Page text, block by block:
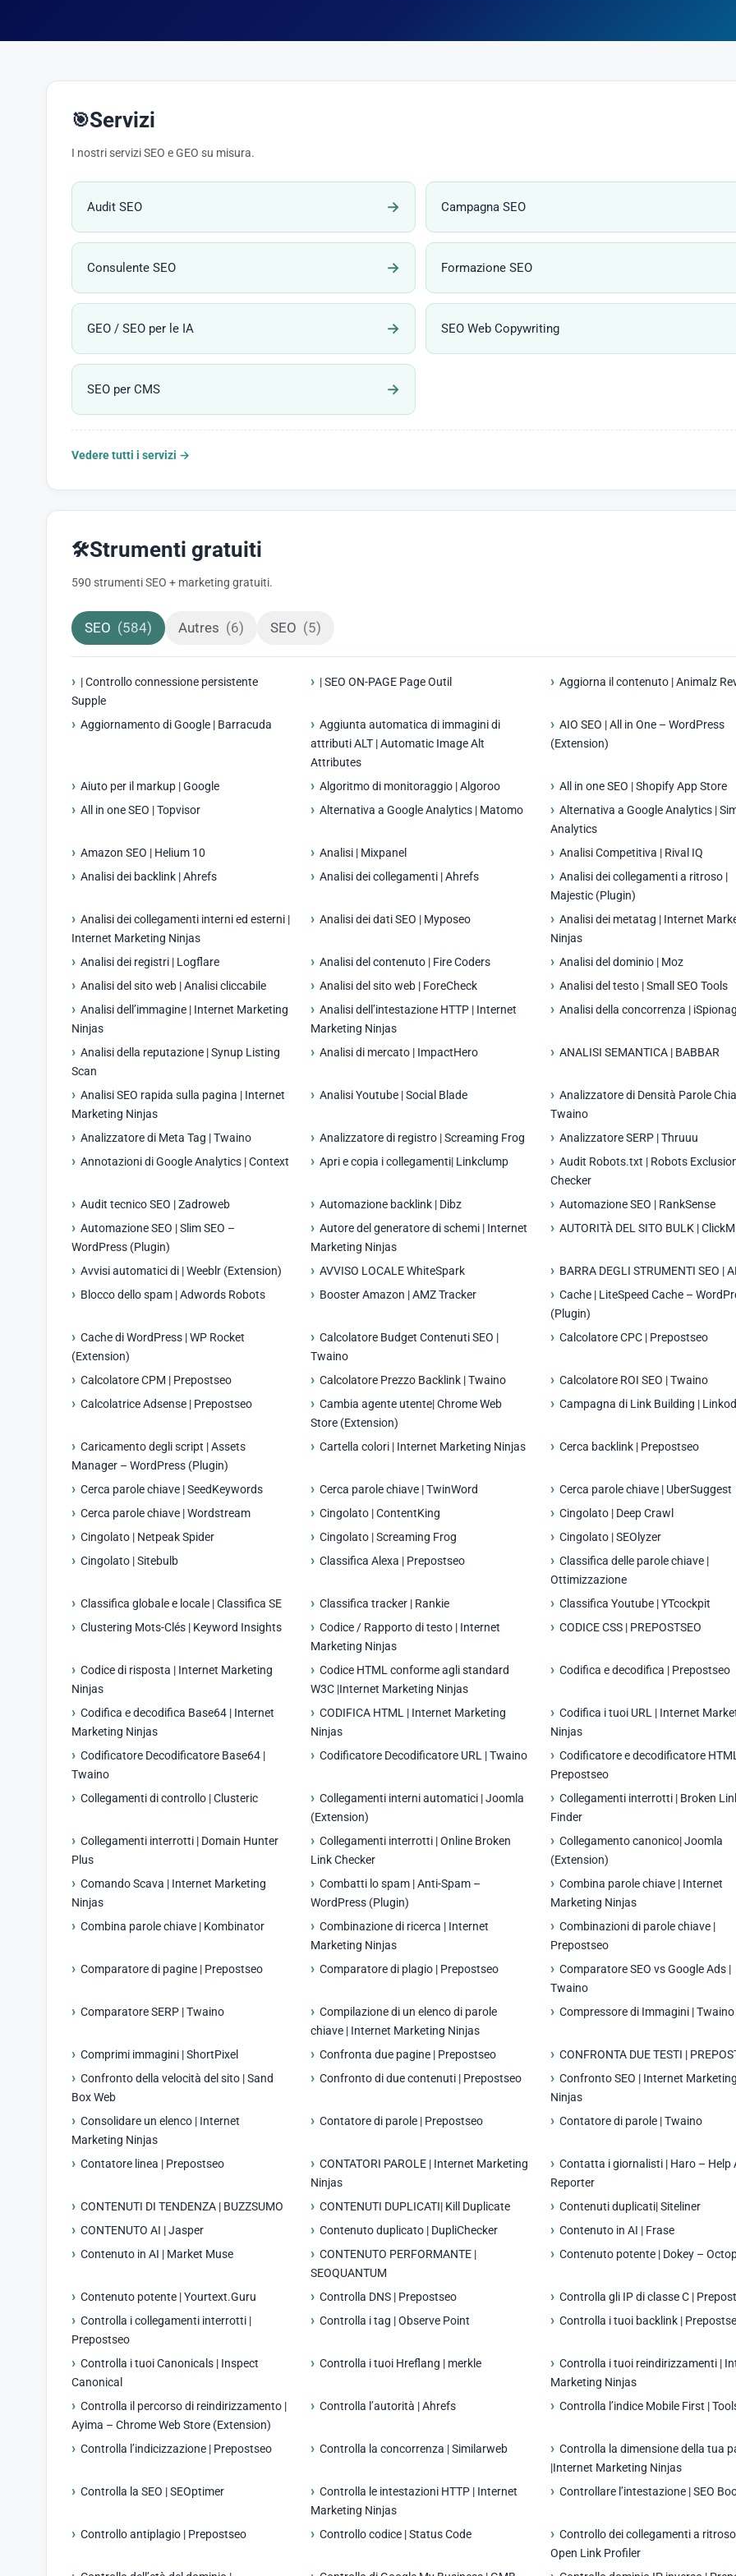
🎯Servizi
I nostri servizi SEO e GEO su misura.
Audit SEO → Campagna SEO
Consulente SEO → Formazione SEO
GEO / SEO per le IA → SEO Web Copywriting
SEO per CMS →
Vedere tutti i servizi →
🛠️Strumenti gratuiti
590 strumenti SEO + marketing gratuiti.
SEO (584) Autres (6) SEO (5)
| Controllo connessione persistente
Supple
| SEO ON-PAGE Page Outil Aggiorna il contenuto | Animalz
Aggiornamento di Google | Barracuda
Aggiunta automatica di immagini di
attributi ALT | Automatic Image Alt
Attributes
AIO SEO | All in One – WordPress
(Extension)
Aiuto per il markup | Google Algoritmo di monitoraggio | Algoroo
All in one SEO | Shopify App Store
All in one SEO | Topvisor
Alternativa a Google Analytics | Matomo
Alternativa a Google Analytics |
Analytics
Amazon SEO | Helium 10
Analisi | Mixpanel
Analisi Competitiva | Rival IQ
Analisi dei backlink | Ahrefs
Analisi dei collegamenti | Ahrefs
Analisi dei collegamenti a ritroso |
Majestic (Plugin)
Analisi dei collegamenti interni ed esterni |
Internet Marketing Ninjas
Analisi dei dati SEO | Myposeo
Analisi dei metatag | Internet
Ninjas
Analisi dei registri | Logflare
Analisi del contenuto | Fire Coders
Analisi del dominio | Moz
Analisi del sito web | Analisi cliccabile
Analisi del sito web | ForeCheck
Analisi del testo | Small SEO Tools
Analisi dell’immagine | Internet Marketing
Ninjas
Analisi dell’intestazione HTTP | Internet
Marketing Ninjas
Analisi della concorrenza |
Analisi della reputazione | Synup Listing
Scan
Analisi di mercato | ImpactHero ANALISI SEMANTICA | BABBAR
Analisi SEO rapida sulla pagina | Internet
Marketing Ninjas
Analisi Youtube | Social Blade
Analizzatore di Densità Parole
Twaino
Analizzatore di Meta Tag | Twaino
Analizzatore di registro | Screaming Frog
Analizzatore SERP | Thruuu
Annotazioni di Google Analytics | Context
Apri e copia i collegamenti| Linkclump
Audit Robots.txt | Robots
Checker
Audit tecnico SEO | Zadroweb
Automazione backlink | Dibz
Automazione SEO | RankSense
Automazione SEO | Slim SEO –
WordPress (Plugin)
Autore del generatore di schemi | Internet
Marketing Ninjas
AUTORITÀ DEL SITO BULK |
Avvisi automatici di | Weeblr (Extension) AVVISO LOCALE WhiteSpark
BARRA DEGLI STRUMENTI SEO |
Blocco dello spam | Adwords Robots
Booster Amazon | AMZ Tracker
Cache | LiteSpeed ​​Cache –
(Plugin)
Cache di WordPress | WP Rocket
(Extension)
Calcolatore Budget Contenuti SEO |
Twaino
Calcolatore CPC | Prepostseo
Calcolatore CPM | Prepostseo Calcolatore Prezzo Backlink | Twaino
Calcolatore ROI SEO | Twaino
Calcolatrice Adsense | Prepostseo
Cambia agente utente| Chrome Web
Store (Extension)
Campagna di Link Building | Linkod
Caricamento degli script | Assets
Manager – WordPress (Plugin)
Cartella colori | Internet Marketing Ninjas Cerca backlink | Prepostseo
Cerca parole chiave | SeedKeywords Cerca parole chiave | TwinWord
Cerca parole chiave | UberSuggest
Cerca parole chiave | Wordstream
Cingolato | ContentKing
Cingolato | Deep Crawl
Cingolato | Netpeak Spider
Cingolato | Screaming Frog
Cingolato | SEOlyzer
Cingolato | Sitebulb
Classifica Alexa | Prepostseo
Classifica delle parole chiave |
Ottimizzazione
Classifica globale e locale | Classifica SE
Classifica tracker | Rankie
Classifica Youtube | YTcockpit
Clustering Mots-Clés | Keyword Insights
Codice / Rapporto di testo | Internet
Marketing Ninjas
CODICE CSS | PREPOSTSEO
Codice di risposta | Internet Marketing
Ninjas
Codice HTML conforme agli standard
W3C |Internet Marketing Ninjas
Codifica e decodifica | Prepostseo
Codifica e decodifica Base64 | Internet
Marketing Ninjas
CODIFICA HTML | Internet Marketing
Ninjas
Codifica i tuoi URL | Internet
Ninjas
Codificatore Decodificatore Base64 |
Twaino
Codificatore Decodificatore URL | Twaino
Codificatore e decodificatore
Prepostseo
Collegamenti di controllo | Clusteric
Collegamenti interni automatici | Joomla
(Extension)
Collegamenti interrotti | Broken
Finder
Collegamenti interrotti | Domain Hunter
Plus
Collegamenti interrotti | Online Broken
Link Checker
Collegamento canonico| Joomla
(Extension)
Comando Scava | Internet Marketing
Ninjas
Combatti lo spam | Anti-Spam –
WordPress (Plugin)
Combina parole chiave | Internet
Marketing Ninjas
Combina parole chiave | Kombinator
Combinazione di ricerca | Internet
Marketing Ninjas
Combinazioni di parole chiave |
Prepostseo
Comparatore di pagine | Prepostseo
Comparatore di plagio | Prepostseo
Comparatore SEO vs Google Ads |
Twaino
Comparatore SERP | Twaino
Compilazione di un elenco di parole
chiave | Internet Marketing Ninjas
Compressore di Immagini | Twaino
Comprimi immagini | ShortPixel Confronta due pagine | Prepostseo
CONFRONTA DUE TESTI |
Confronto della velocità del sito | Sand
Box Web
Confronto di due contenuti | Prepostseo
Confronto SEO | Internet Marketing
Ninjas
Consolidare un elenco | Internet
Marketing Ninjas
Contatore di parole | Prepostseo Contatore di parole | Twaino
Contatore linea | Prepostseo
CONTATORI PAROLE | Internet Marketing
Ninjas
Contatta i giornalisti | Haro – Help
Reporter
CONTENUTI DI TENDENZA | BUZZSUMO
CONTENUTI DUPLICATI| Kill Duplicate
Contenuti duplicati| Siteliner
CONTENUTO AI | Jasper
Contenuto duplicato | DupliChecker
Contenuto in AI | Frase
Contenuto in AI | Market Muse
CONTENUTO PERFORMANTE |
SEOQUANTUM
Contenuto potente | Dokey –
Contenuto potente | Yourtext.Guru Controlla DNS | Prepostseo
Controlla gli IP di classe C |
Controlla i collegamenti interrotti |
Prepostseo
Controlla i tag | Observe Point Controlla i tuoi backlink |
Controlla i tuoi Canonicals | Inspect
Canonical
Controlla i tuoi Hreflang | merkle
Controlla i tuoi reindirizzamenti |
Marketing Ninjas
Controlla il percorso di reindirizzamento |
Ayima – Chrome Web Store (Extension)
Controlla l’autorità | Ahrefs Controlla l’indice Mobile First |
Controlla l’indicizzazione | Prepostseo Controlla la concorrenza | Similarweb
Controlla la dimensione della tua
|Internet Marketing Ninjas
Controlla la SEO | SEOptimer
Controlla le intestazioni HTTP | Internet
Marketing Ninjas
Controllare l’intestazione | SEO
Controllo antiplagio | Prepostseo Controllo codice | Status Code
Controllo dei collegamenti a
Open Link Profiler